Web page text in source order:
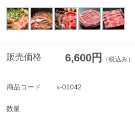
販売価格 6,600円 （税込み）
商品コード k-01042
数量